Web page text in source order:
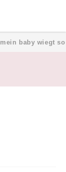
mein baby wiegt